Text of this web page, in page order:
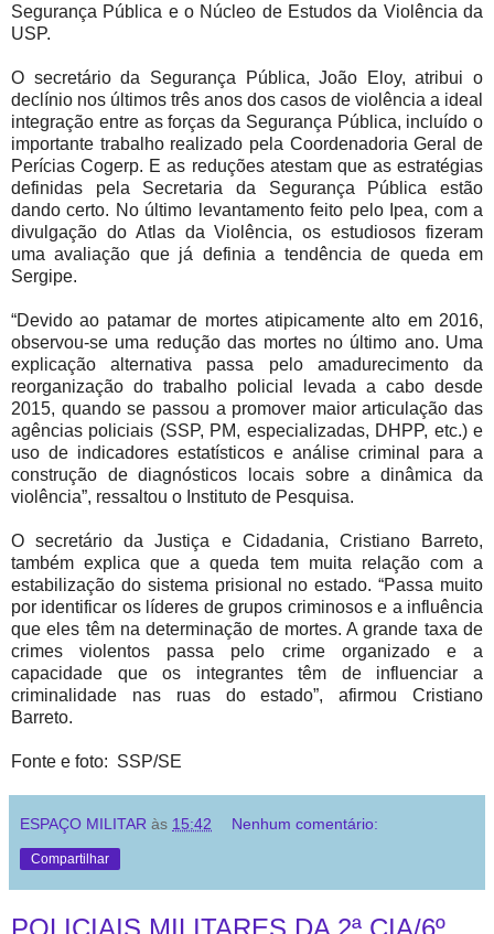
Segurança Pública e o Núcleo de Estudos da Violência da
USP.
O secretário da Segurança Pública, João Eloy, atribui o
declínio nos últimos três anos dos casos de violência a ideal
integração entre as forças da Segurança Pública, incluído o
importante trabalho realizado pela Coordenadoria Geral de
Perícias Cogerp. E as reduções atestam que as estratégias
definidas pela Secretaria da Segurança Pública estão
dando certo. No último levantamento feito pelo Ipea, com a
divulgação do Atlas da Violência, os estudiosos fizeram
uma avaliação que já definia a tendência de queda em
Sergipe.
“Devido ao patamar de mortes atipicamente alto em 2016,
observou-se uma redução das mortes no último ano. Uma
explicação alternativa passa pelo amadurecimento da
reorganização do trabalho policial levada a cabo desde
2015, quando se passou a promover maior articulação das
agências policiais (SSP, PM, especializadas, DHPP, etc.) e
uso de indicadores estatísticos e análise criminal para a
construção de diagnósticos locais sobre a dinâmica da
violência”, ressaltou o Instituto de Pesquisa.
O secretário da Justiça e Cidadania, Cristiano Barreto,
também explica que a queda tem muita relação com a
estabilização do sistema prisional no estado. “Passa muito
por identificar os líderes de grupos criminosos e a influência
que eles têm na determinação de mortes. A grande taxa de
crimes violentos passa pelo crime organizado e a
capacidade que os integrantes têm de influenciar a
criminalidade nas ruas do estado”, afirmou Cristiano
Barreto.
Fonte e foto: SSP/SE
ESPAÇO MILITAR às 15:42 Nenhum comentário:
Compartilhar
POLICIAIS MILITARES DA 2ª CIA/6º